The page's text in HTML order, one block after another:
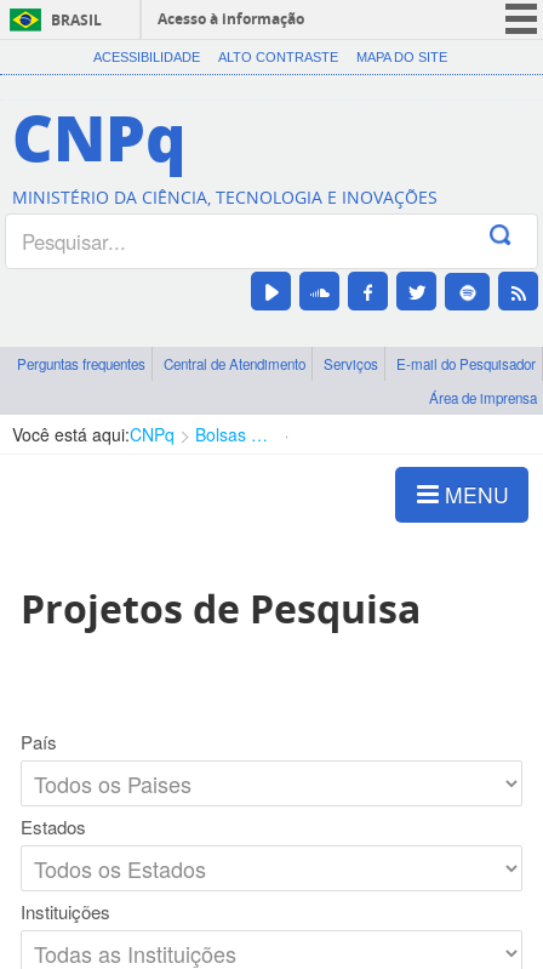
BRASIL
Acesso à informação
CORONAVÍRUS (COVID-19)
Canais
ACESSIBILIDADE ALTO CONTRASTE MAPA DO SITE
CNPq
MINISTÉRIO DA CIÊNCIA, TECNOLOGIA E INOVAÇÕES
Perguntas frequentes Central de Atendimento Serviços
E-mail do Pesquisador
Área de imprensa
Você está aqui:CNPq Bolsas e Auxílios Vigentes
MENU
Projetos de Pesquisa
País
Estados
Instituições